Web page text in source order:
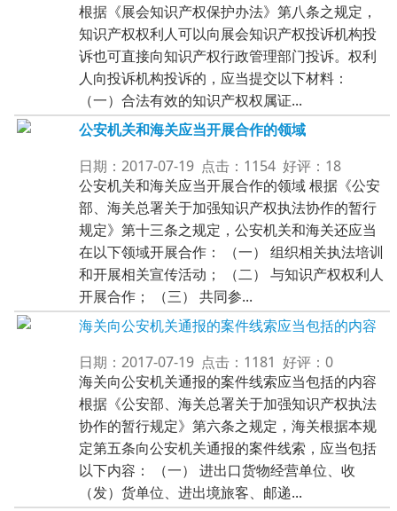
根据《展会知识产权保护办法》第八条之规定，
知识产权权利人可以向展会知识产权投诉机构投
诉也可直接向知识产权行政管理部门投诉。权利
人向投诉机构投诉的，应当提交以下材料：
（一）合法有效的知识产权权属证...
公安机关和海关应当开展合作的领域
日期：2017-07-19 点击：1154 好评：18
公安机关和海关应当开展合作的领域 根据《公安
部、海关总署关于加强知识产权执法协作的暂行
规定》第十三条之规定，公安机关和海关还应当
在以下领域开展合作： （一） 组织相关执法培训
和开展相关宣传活动； （二） 与知识产权权利人
开展合作； （三） 共同参...
海关向公安机关通报的案件线索应当包括的内容
日期：2017-07-19 点击：1181 好评：0
海关向公安机关通报的案件线索应当包括的内容
根据《公安部、海关总署关于加强知识产权执法
协作的暂行规定》第六条之规定，海关根据本规
定第五条向公安机关通报的案件线索，应当包括
以下内容： （一） 进出口货物经营单位、收
（发）货单位、进出境旅客、邮递...